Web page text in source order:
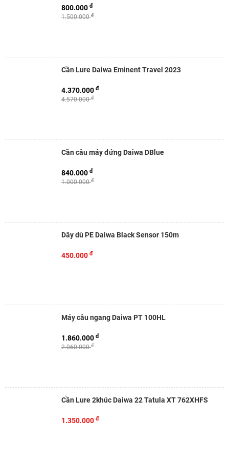
1.500.000đ
800.000 đ
Cần Lure Daiwa Eminent Travel 2023
4.570.000đ
4.370.000 đ
Cần câu máy đứng Daiwa DBlue
1.000.000đ
840.000 đ
Dây dù PE Daiwa Black Sensor 150m
450.000 đ
Máy câu ngang Daiwa PT 100HL
2.060.000đ
1.860.000 đ
Cần Lure 2khúc Daiwa 22 Tatula XT 762XHFS
1.350.000 đ